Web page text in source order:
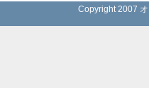
Copyright 2007